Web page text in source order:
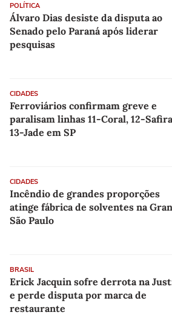
POLÍTICA
Álvaro Dias desiste da disputa ao
Senado pelo Paraná após liderar
pesquisas
CIDADES
Ferroviários confirmam greve e
paralisam linhas 11-Coral, 12-
13-Jade em SP
CIDADES
Incêndio de grandes proporções
atinge fábrica de solventes na
São Paulo
BRASIL
Erick Jacquin sofre derrota na
e perde disputa por marca de
restaurante